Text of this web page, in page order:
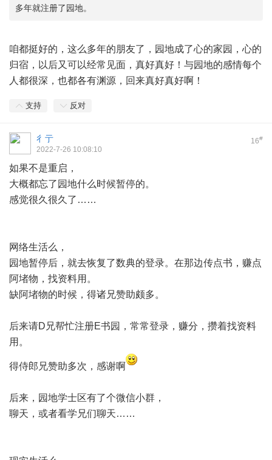
多年就注册了园地。
咱都挺好的，这么多年的朋友了，园地成了心的家园，心的
归宿，以后又可以经常见面，真好真好！与园地的感情每个
人都很深，也都各有渊源，回来真好真好啊！
支持 反对
16#
彳亍
2022-7-26 10:08:10
如果不是重启，
大概都忘了园地什么时候暂停的。
感觉很久很久了……
网络生活么，
园地暂停后，就去恢复了数典的登录。在那边传点书，赚点
阿堵物，找资料用。
缺阿堵物的时候，得诸兄赞助颇多。
后来请D兄帮忙注册E书园，常常登录，赚分，攒着找资料
用。
得侍郎兄赞助多次，感谢啊
后来，园地学士区有了个微信小群，
聊天，或者看学兄们聊天……